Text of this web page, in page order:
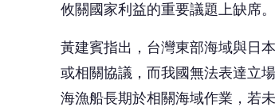
攸關國家利益的重要議題上缺席。
黃建賓指出，台灣東部海域與日
或相關協議，而我國無法表達立
海漁船長期於相關海域作業，若